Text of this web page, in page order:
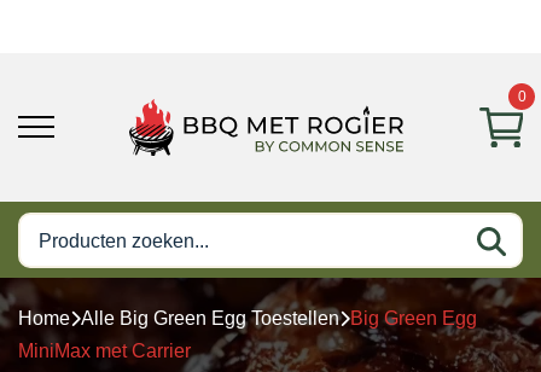
0
Home Alle Big Green Egg Toestellen
Big Green Egg
MiniMax met Carrier